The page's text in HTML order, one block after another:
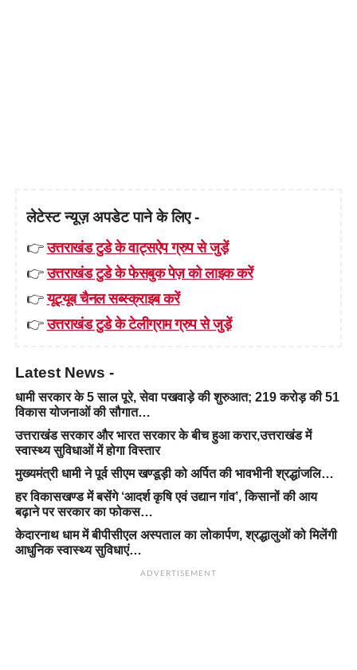
लेटेस्ट न्यूज़ अपडेट पाने के लिए -
👉उत्तराखंड टुडे के वाट्सऐप ग्रुप से जुड़ें
👉उत्तराखंड टुडे के फेसबुक पेज़ को लाइक करें
👉यूट्यूब चैनल सब्स्क्राइब करें
👉उत्तराखंड टुडे के टेलीग्राम ग्रुप से जुड़ें
Latest News -
धामी सरकार के 5 साल पूरे, सेवा पखवाड़े की शुरुआत; 219 करोड़ की 51
विकास योजनाओं की सौगात…
उत्तराखंड सरकार और भारत सरकार के बीच हुआ करार,उत्तराखंड में
स्वास्थ्य सुविधाओं में होगा विस्तार
मुख्यमंत्री धामी ने पूर्व सीएम खण्डूड़ी को अर्पित की भावभीनी श्रद्धांजलि…
हर विकासखण्ड में बसेंगे ‘आदर्श कृषि एवं उद्यान गांव’, किसानों की आय
बढ़ाने पर सरकार का फोकस…
केदारनाथ धाम में बीपीसीएल अस्पताल का लोकार्पण, श्रद्धालुओं को मिलेंगी
आधुनिक स्वास्थ्य सुविधाएं…
ADVERTISEMENT